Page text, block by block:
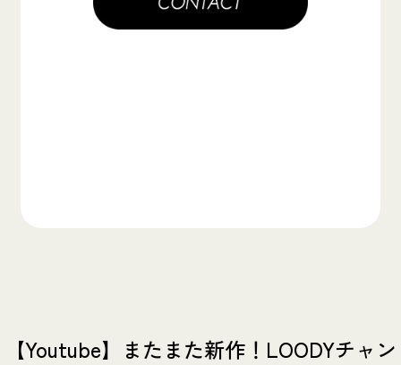
【Youtube】またまた新作！LOODYチャン